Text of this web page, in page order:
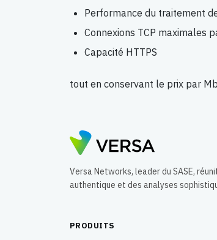
Performance du traitement
Connexions TCP maximales
Capacité HTTPS
tout en conservant le prix par
Versa Networks, leader du SASE,
authentique et des analyses
PRODUITS